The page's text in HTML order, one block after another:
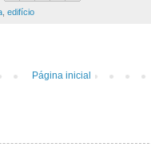
, edifício
Página inicial